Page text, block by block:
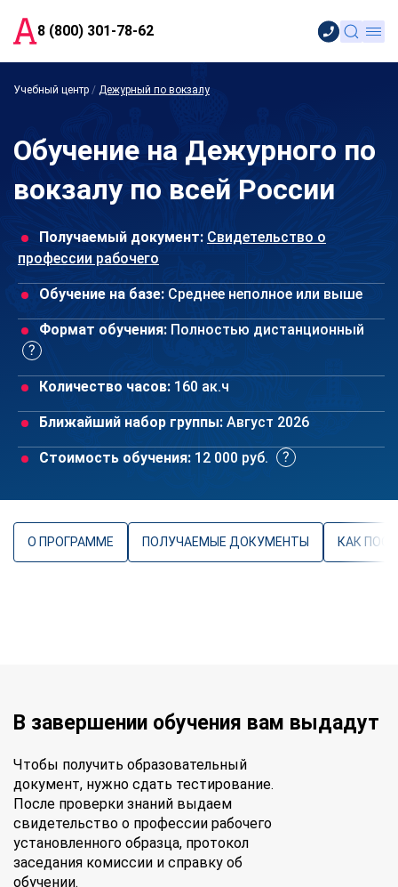
8 (800) 301-78-62
Учебный центр / Дежурный по вокзалу
Обучение на Дежурного по
вокзалу по всей России
Получаемый документ: Свидетельство о
профессии рабочего
Обучение на базе: Среднее неполное или выше
Формат обучения: Полностью дистанционный
Количество часов: 160 ак.ч
Ближайший набор группы: Август 2026
Стоимость обучения: 12 000 руб.
О ПРОГРАММЕ ПОЛУЧАЕМЫЕ ДОКУМЕНТЫ КАК
В завершении обучения вам выдадут
Чтобы получить образовательный
документ, нужно сдать тестирование.
После проверки знаний выдаем
свидетельство о профессии рабочего
установленного образца, протокол
заседания комиссии и справку об
обучении.